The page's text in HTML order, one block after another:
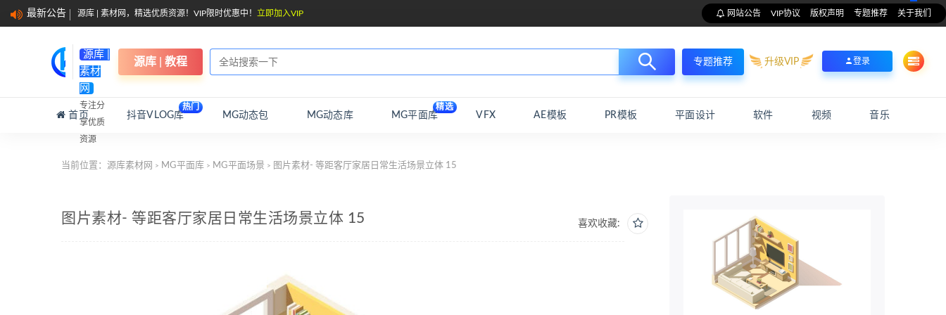
最新公告 源库 | 素材网，精选优质资源！VIP限时优惠中！ 立即加入VIP 网站公告 VIP协议 版权声明 专题推荐 关于我们
源库 |
素材
网
专注分
享优质
资源
源库 | 教程 专题推荐 升级VIP 登录
首页 抖音VLOG库
热门
MG动态包 MG动态库 MG平面库
精选
VFX AE模板 PR模板 平面设计 软件 视频 音乐
当前位置： 源库素材网 > MG平面库 > MG平面场景 > 图片素材- 等距客厅家居日常生活场景立体 15
喜欢收藏:
图片素材- 等距客厅家居日常生活场景立体 15